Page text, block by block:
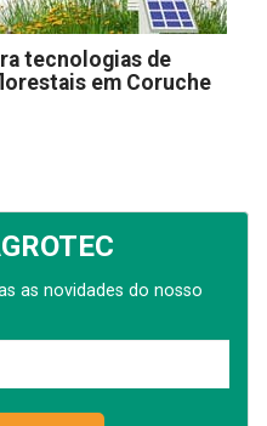
tecnologias de
em Coruche
as novidades do nosso